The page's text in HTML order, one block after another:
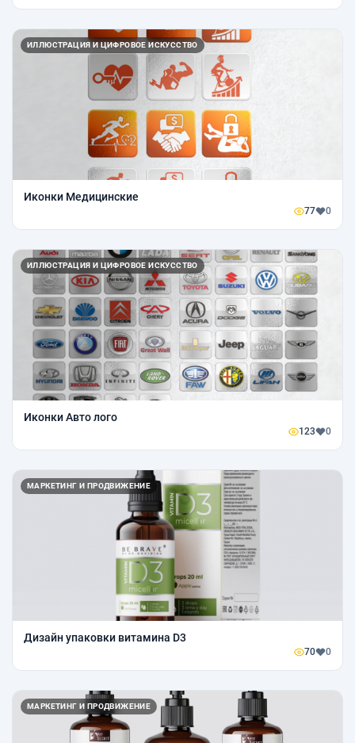
ИЛЛЮСТРАЦИЯ И ЦИФРОВОЕ ИСКУССТВО
Иконки Медицинские
77 0
ИЛЛЮСТРАЦИЯ И ЦИФРОВОЕ ИСКУССТВО
Иконки Авто лого
123 0
МАРКЕТИНГ И ПРОДВИЖЕНИЕ
Дизайн упаковки витамина D3
70 0
МАРКЕТИНГ И ПРОДВИЖЕНИЕ